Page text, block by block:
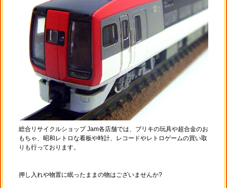
総合リサイクルショップ Jam各店舗では、ブリキの玩具や超合金のお
もちゃ、昭和レトロな看板や時計、レコードやレトロゲームの買い取
りも行っております。
押し入れや物置に眠ったままの物はございませんか?